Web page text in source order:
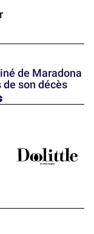
de Maradona
son décès